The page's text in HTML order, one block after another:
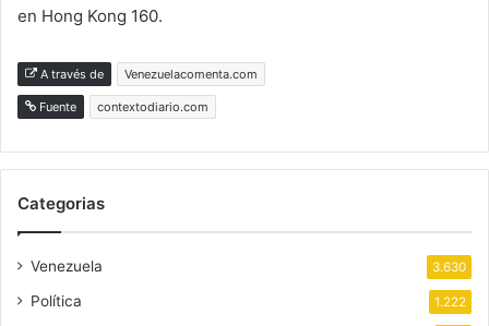
en Hong Kong 160.
A través de Venezuelacomenta.com
Fuente contextodiario.com
Categorias
Venezuela 3.630
Política 1.222